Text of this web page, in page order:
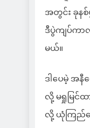
အတွင်း ခုန
ဒီပွဲကျပ်ကာ
မယ်။
ဒါပေမဲ့ အ
လို့ မရှုမြင်
လို့ ယုံကြည်န